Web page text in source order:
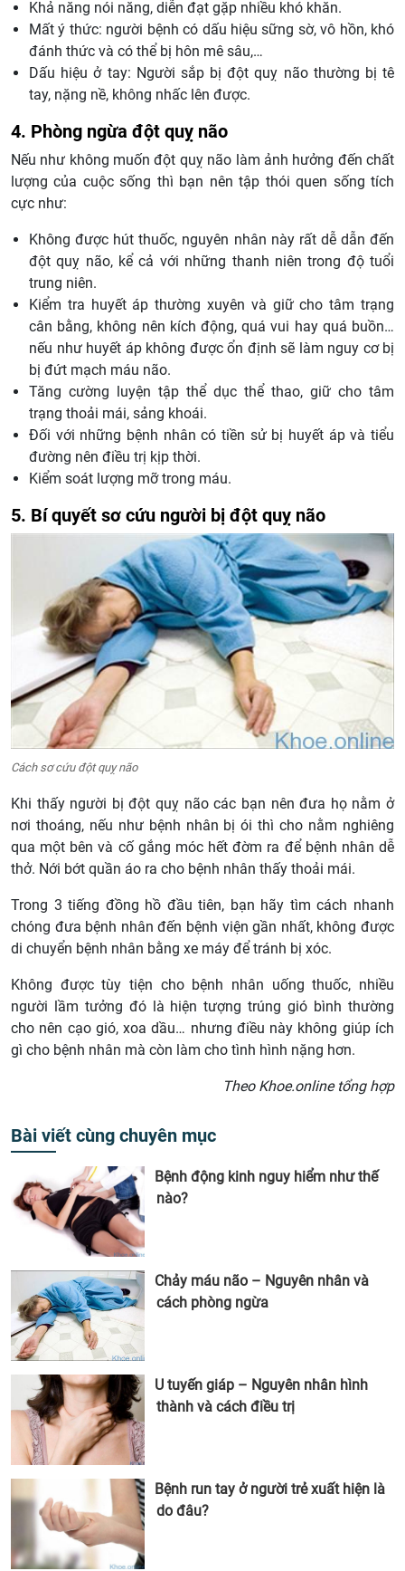
Khả năng nói năng, diễn đạt gặp nhiều khó khăn.
Mất ý thức: người bệnh có dấu hiệu sững sờ, vô hồn, khó
đánh thức và có thể bị hôn mê sâu,…
Dấu hiệu ở tay: Người sắp bị đột quỵ não thường bị tê
tay, nặng nề, không nhấc lên được.
4. Phòng ngừa đột quỵ não
Nếu như không muốn đột quỵ não làm ảnh hưởng đến chất
lượng của cuộc sống thì bạn nên tập thói quen sống tích
cực như:
Không được hút thuốc, nguyên nhân này rất dễ dẫn đến
đột quỵ não, kể cả với những thanh niên trong độ tuổi
trung niên.
Kiểm tra huyết áp thường xuyên và giữ cho tâm trạng
cân bằng, không nên kích động, quá vui hay quá buồn…
nếu như huyết áp không được ổn định sẽ làm nguy cơ bị
bị đứt mạch máu não.
Tăng cường luyện tập thể dục thể thao, giữ cho tâm
trạng thoải mái, sảng khoái.
Đối với những bệnh nhân có tiền sử bị huyết áp và tiểu
đường nên điều trị kịp thời.
Kiểm soát lượng mỡ trong máu.
5. Bí quyết sơ cứu người bị đột quỵ não
Cách sơ cứu đột quỵ não
Khi thấy người bị đột quỵ não các bạn nên đưa họ nằm ở
nơi thoáng, nếu như bệnh nhân bị ói thì cho nằm nghiêng
qua một bên và cố gắng móc hết đờm ra để bệnh nhân dễ
thở. Nới bớt quần áo ra cho bệnh nhân thấy thoải mái.
Trong 3 tiếng đồng hồ đầu tiên, bạn hãy tìm cách nhanh
chóng đưa bệnh nhân đến bệnh viện gần nhất, không được
di chuyển bệnh nhân bằng xe máy để tránh bị xóc.
Không được tùy tiện cho bệnh nhân uống thuốc, nhiều
người lầm tưởng đó là hiện tượng trúng gió bình thường
cho nên cạo gió, xoa dầu… nhưng điều này không giúp ích
gì cho bệnh nhân mà còn làm cho tình hình nặng hơn.
Theo Khoe.online tổng hợp
Bài viết cùng chuyên mục
Bệnh động kinh nguy hiểm như thế
nào?
Chảy máu não – Nguyên nhân và
cách phòng ngừa
U tuyến giáp – Nguyên nhân hình
thành và cách điều trị
Bệnh run tay ở người trẻ xuất hiện là
do đâu?